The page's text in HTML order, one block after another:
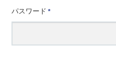
代理店一覧
製品検索
パスワード *必
須